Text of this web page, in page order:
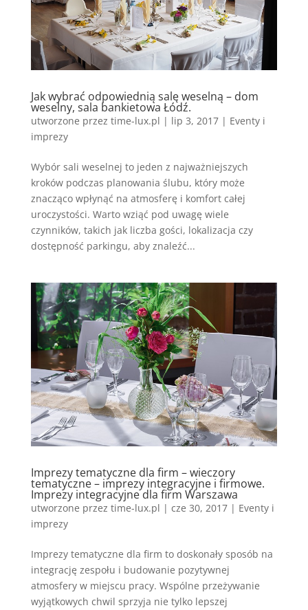
Jak wybrać odpowiednią salę weselną – dom
weselny, sala bankietowa Łódź.
utworzone przez time-lux.pl | lip 3, 2017| Eventy i
imprezy
Wybór sali weselnej to jeden z najważniejszych
kroków podczas planowania ślubu, który może
znacząco wpłynąć na atmosferę i komfort całej
uroczystości. Warto wziąć pod uwagę wiele
czynników, takich jak liczba gości, lokalizacja czy
dostępność parkingu, aby znaleźć...
Imprezy tematyczne dla firm – wieczory
tematyczne – imprezy integracyjne i firmowe.
Imprezy integracyjne dla firm Warszawa
utworzone przez time-lux.pl | cze 30, 2017| Eventy i
imprezy
Imprezy tematyczne dla firm to doskonały sposób na
integrację zespołu i budowanie pozytywnej
atmosfery w miejscu pracy. Wspólne przeżywanie
wyjątkowych chwil sprzyja nie tylko lepszej